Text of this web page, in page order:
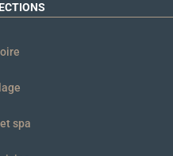
spa